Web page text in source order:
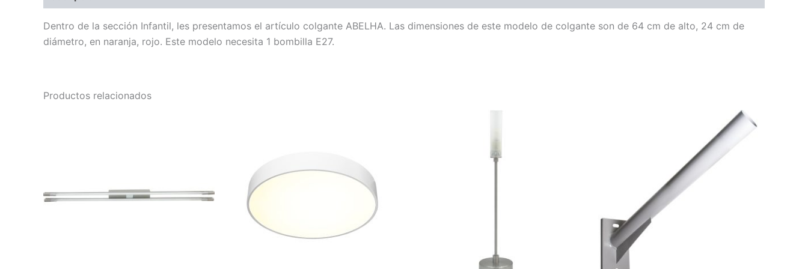
Dentro de la sección Infantil, les presentamos el artículo colgante ABELHA. Las dimensiones de este modelo de colgante son de 64 cm de alto, 24 cm de
diámetro, en naranja, rojo. Este modelo necesita 1 bombilla E27.
Productos relacionados